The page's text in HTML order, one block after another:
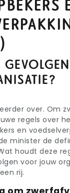
over. Om
regels over
en
minister de
houdt deze
voor jouw
rij.